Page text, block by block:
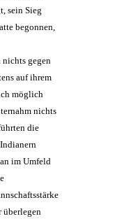
sein Sieg
begonnen,
gegen
auf ihrem
möglich
nichts
die
im Umfeld
überlegen